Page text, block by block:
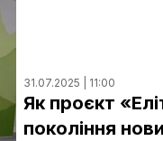
31.07.2025 | 11:00
Як проєкт
покоління